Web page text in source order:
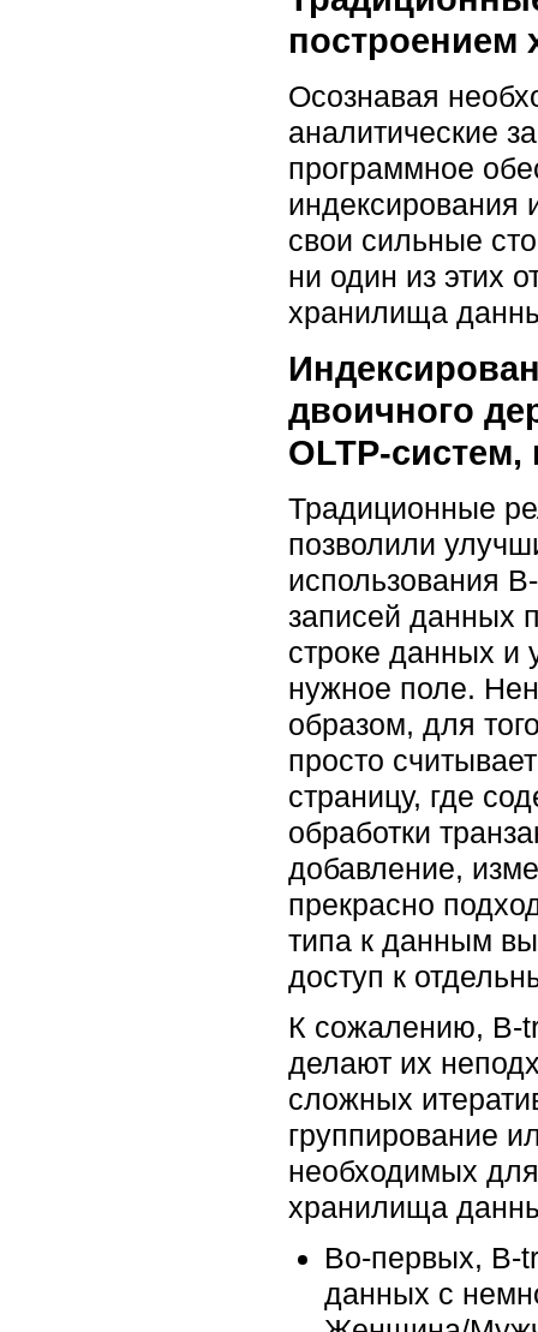
построением
Осознавая
аналитические
программное
индексирования
свои сильные
ни один из этих
хранилища
двоичного
OLTP-
Традиционные
позволили
использования
записей данных
строке данных и
нужное поле.
образом, для
просто
страницу, где
обработки
добавление,
прекрасно
типа к данным
доступ к
К сожалению, B-
делают их
сложных
группирование
необходимых
хранилища
Во-первых, B-
данных с